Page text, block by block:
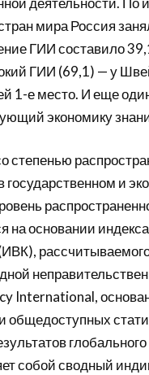
мира Россия
ГИИ составило
ГИИ (69,1) — у
1-е место. И еще
экономику
степенью
государственном и
на основании
International,
общедоступных
собой сводный